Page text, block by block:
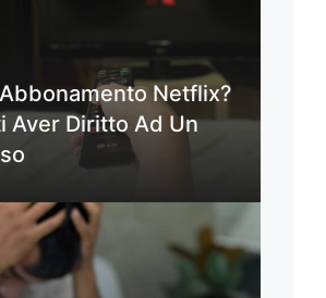
Netflix?
Aver Diritto Ad Un